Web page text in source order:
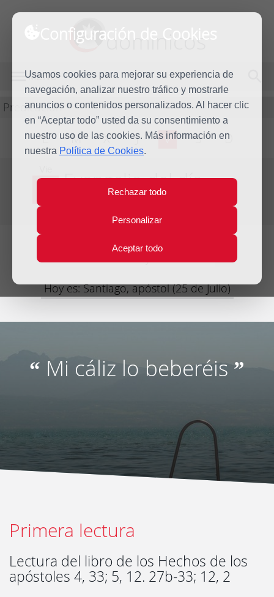
Configuración de Cookies
Usamos cookies para mejorar su experiencia de
navegación, analizar nuestro tráfico y mostrarle
anuncios o contenidos personalizados. Al hacer clic
en “Aceptar todo” usted da su consentimiento a
nuestro uso de las cookies. Más información en
nuestra Política de Cookies.
Rechazar todo
Personalizar
Aceptar todo
dominicos
MENÚ
Predicación
L M X J V S D
25
2014
Evangelio del día
Decimosexta Semana del Tiempo Ordinario
Lecturas del día y comentario
Hoy es: Santiago, apóstol (25 de Julio)
“ Mi cáliz lo beberéis ”
Primera lectura
Lectura del libro de los Hechos de los
apóstoles 4, 33; 5, 12. 27b-33; 12, 2